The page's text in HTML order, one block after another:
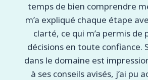
temps de bien comprendre
m’a expliqué chaque étape
clarté, ce qui m’a permis de
décisions en toute confiance.
dans le domaine est
à ses conseils avisés, j’ai pu